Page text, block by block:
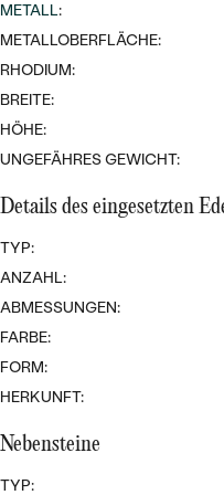
MIT EDELSTEIN
NACH MATERIAL
GOLD
SILBER
SCHMUCK MIT
DIAMANTEN
PERSONALISIERT
SYMBOLISCH
MINIMALISTISCH
NACH ANLASS
PREISWERTE
LUXURIÖSE
LUXURIÖSE
METALL:
METALLOBERFLÄCHE:
RHODIUM:
BREITE:
HÖHE:
UNGEFÄHRES GEWICHT:
Details des eingesetzten
TYP:
ANZAHL:
ABMESSUNGEN:
FARBE:
FORM:
HERKUNFT:
Nebensteine
TYP: